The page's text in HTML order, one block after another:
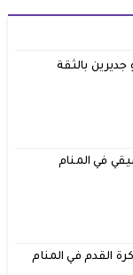
جديرين بالثقة
في المنام
القدم في المنام